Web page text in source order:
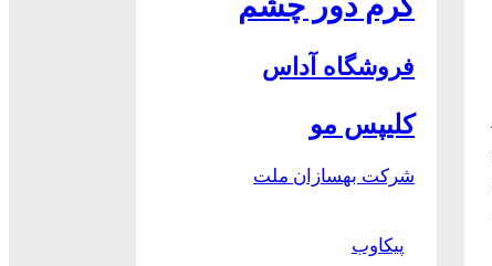
فروشگاه آداس
کلیپس مو
شرکت بهسازان ملت
پیکاوب